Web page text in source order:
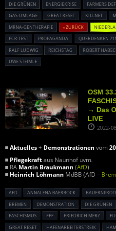
DIE GRÜNEN
ENERGIEKRISE FARMERS
GAS-UMLAGE
GREAT RESET KILLNET
MRNA-GENTHERAPIE
« ZURÜCK
PCR-TEST
PROPAGANDA QUERDENKEN 711
RALF LUDWIG
REICHSTAG ROBERT
UWE STEIMLE
OSM
→ Das
LIVE
2022-
■Aktuelles+ Demonstrationen vom
■ Pflegekraftaus Naunhof uvm.
■ RA Martin Braukmann (AfD)
■ Heinrich Löhmann MdBB (AfD –
AFD ANNALENA BAERBOCK
BREMEN
DEMONSTRATION DIE GRÜNEN
FASCHISMUS
FFF FRIEDRICH MERZ
GREAT RESET
HAFENARBEITERSTREIK